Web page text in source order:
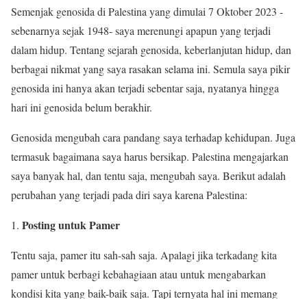
Semenjak genosida di Palestina yang dimulai 7 Oktober 2023 -
sebenarnya sejak 1948- saya merenungi apapun yang terjadi
dalam hidup. Tentang sejarah genosida, keberlanjutan hidup, dan
berbagai nikmat yang saya rasakan selama ini. Semula saya pikir
genosida ini hanya akan terjadi sebentar saja, nyatanya hingga
hari ini genosida belum berakhir.
Genosida mengubah cara pandang saya terhadap kehidupan. Juga
termasuk bagaimana saya harus bersikap. Palestina mengajarkan
saya banyak hal, dan tentu saja, mengubah saya. Berikut adalah
perubahan yang terjadi pada diri saya karena Palestina:
Posting untuk Pamer
Tentu saja, pamer itu sah-sah saja. Apalagi jika terkadang kita
pamer untuk berbagi kebahagiaan atau untuk mengabarkan
kondisi kita yang baik-baik saja. Tapi ternyata hal ini memang